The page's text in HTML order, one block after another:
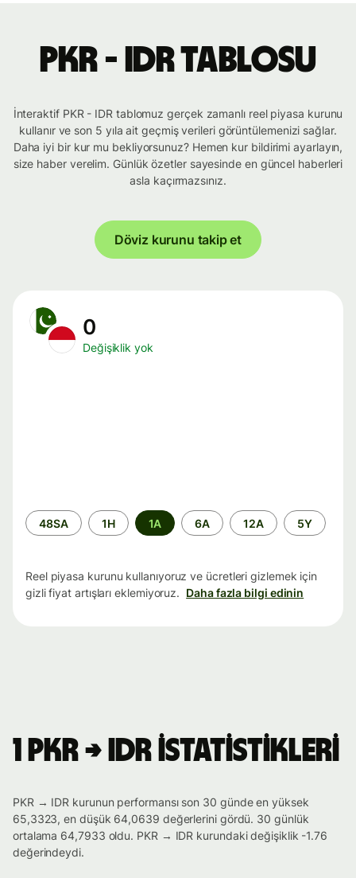
PKR - IDR tablosu
İnteraktif PKR - IDR tablomuz gerçek zamanlı reel piyasa kurunu
kullanır ve son 5 yıla ait geçmiş verileri görüntülemenizi sağlar.
Daha iyi bir kur mu bekliyorsunuz? Hemen kur bildirimi ayarlayın,
size haber verelim. Günlük özetler sayesinde en güncel haberleri
asla kaçırmazsınız.
Döviz kurunu takip et
0
Değişiklik yok
Zaman
aralığı
48SA 1H 1A 6A 12A 5Y
Reel piyasa kurunu kullanıyoruz ve ücretleri gizlemek için
gizli fiyat artışları eklemiyoruz. Daha fazla bilgi edinin
1 PKR → IDR istatistikleri
PKR → IDR kurunun performansı son 30 günde en yüksek
65,3323, en düşük 64,0639 değerlerini gördü. 30 günlük
ortalama 64,7933 oldu. PKR → IDR kurundaki değişiklik -1.76
değerindeydi.